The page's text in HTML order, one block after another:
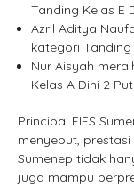
Tanding Kelas E
Azril Aditya
kategori Tanding
Nur Aisyah
Kelas A Dini 2
Principal FIES
menyebut,
Sumenep tidak
juga mampu